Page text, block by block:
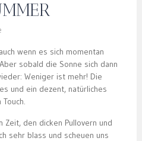
wenn es sich momentan
sobald die Sonne sich dann
Weniger ist mehr! Die
und ein dezent, natürliches
Zeit, den dicken Pullovern und
sehr blass und scheuen uns